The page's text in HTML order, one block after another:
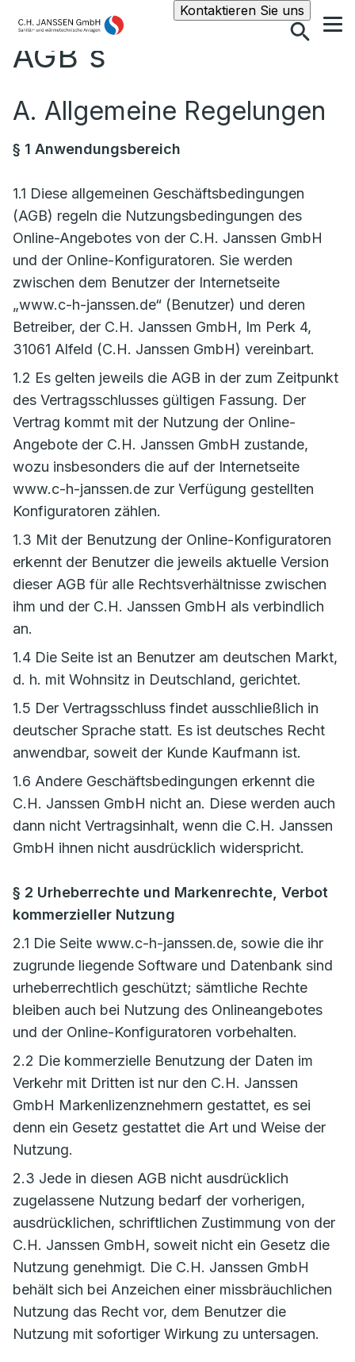
Kontaktieren Sie unsSuche
AGB´s
A. Allgemeine Regelungen
§ 1 Anwendungsbereich
1.1 Diese allgemeinen Geschäftsbedingungen
(AGB) regeln die Nutzungsbedingungen des
Online-Angebotes von der C.H. Janssen GmbH
und der Online-Konfiguratoren. Sie werden
zwischen dem Benutzer der Internetseite
„www.c-h-janssen.de“ (Benutzer) und deren
Betreiber, der C.H. Janssen GmbH, Im Perk 4,
31061 Alfeld (C.H. Janssen GmbH) vereinbart.
1.2 Es gelten jeweils die AGB in der zum Zeitpunkt
des Vertragsschlusses gültigen Fassung. Der
Vertrag kommt mit der Nutzung der Online-
Angebote der C.H. Janssen GmbH zustande,
wozu insbesonders die auf der Internetseite
www.c-h-janssen.de zur Verfügung gestellten
Konfiguratoren zählen.
1.3 Mit der Benutzung der Online-Konfiguratoren
erkennt der Benutzer die jeweils aktuelle Version
dieser AGB für alle Rechtsverhältnisse zwischen
ihm und der C.H. Janssen GmbH als verbindlich
an.
1.4 Die Seite ist an Benutzer am deutschen Markt,
d. h. mit Wohnsitz in Deutschland, gerichtet.
1.5 Der Vertragsschluss findet ausschließlich in
deutscher Sprache statt. Es ist deutsches Recht
anwendbar, soweit der Kunde Kaufmann ist.
1.6 Andere Geschäftsbedingungen erkennt die
C.H. Janssen GmbH nicht an. Diese werden auch
dann nicht Vertragsinhalt, wenn die C.H. Janssen
GmbH ihnen nicht ausdrücklich widerspricht.
§ 2 Urheberrechte und Markenrechte, Verbot
kommerzieller Nutzung
2.1 Die Seite www.c-h-janssen.de, sowie die ihr
zugrunde liegende Software und Datenbank sind
urheberrechtlich geschützt; sämtliche Rechte
bleiben auch bei Nutzung des Onlineangebotes
und der Online-Konfiguratoren vorbehalten.
2.2 Die kommerzielle Benutzung der Daten im
Verkehr mit Dritten ist nur den C.H. Janssen
GmbH Markenlizenznehmern gestattet, es sei
denn ein Gesetz gestattet die Art und Weise der
Nutzung.
2.3 Jede in diesen AGB nicht ausdrücklich
zugelassene Nutzung bedarf der vorherigen,
ausdrücklichen, schriftlichen Zustimmung von der
C.H. Janssen GmbH, soweit nicht ein Gesetz die
Nutzung genehmigt. Die C.H. Janssen GmbH
behält sich bei Anzeichen einer missbräuchlichen
Nutzung das Recht vor, dem Benutzer die
Nutzung mit sofortiger Wirkung zu untersagen.